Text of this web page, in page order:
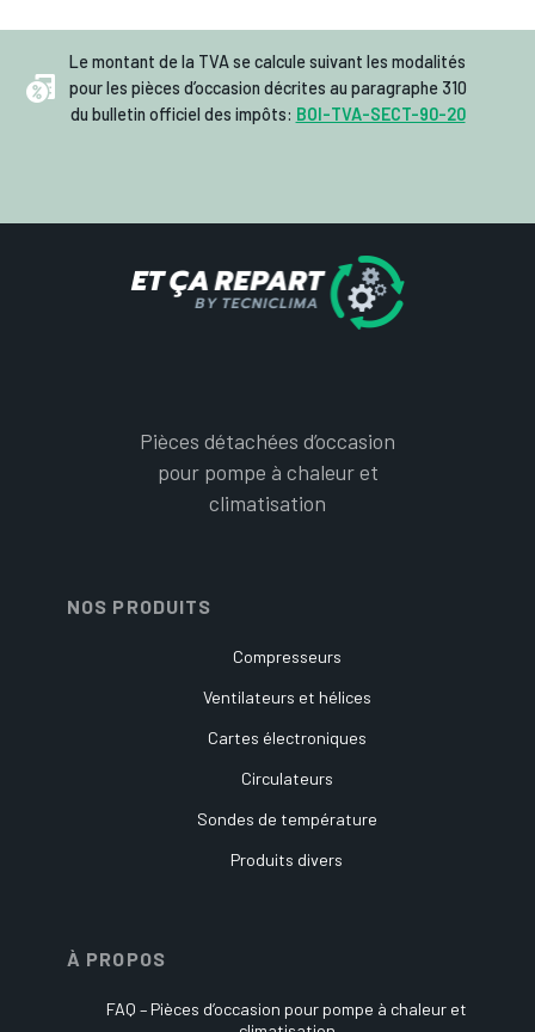
Le montant de la TVA se calcule suivant les modalités
pour les pièces d’occasion décrites au paragraphe 310
du bulletin officiel des impôts: BOI-TVA-SECT-90-20
Pièces détachées d’occasion
pour pompe à chaleur et
climatisation
NOS PRODUITS
Compresseurs
Ventilateurs et hélices
Cartes électroniques
Circulateurs
Sondes de température
Produits divers
À PROPOS
FAQ – Pièces d’occasion pour pompe à chaleur et